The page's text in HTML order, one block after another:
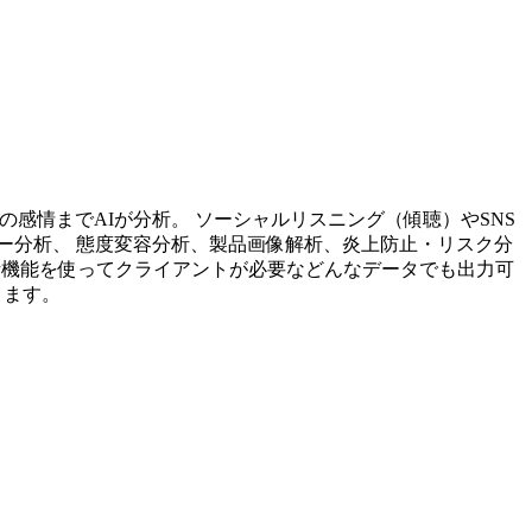
感情までAIが分析。 ソーシャルリスニング（傾聴）やSNS
析、 態度変容分析、製品画像解析、炎上防止・リスク分
能を使ってクライアントが必要などんなデータでも出力可
す。